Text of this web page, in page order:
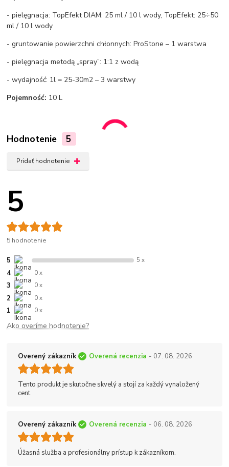
- pielęgnacja: TopEfekt DIAM: 25 ml / 10 l wody, TopEfekt: 25÷50
ml / 10 l wody
- gruntowanie powierzchni chłonnych: ProStone – 1 warstwa
- pielęgnacja metodą „spray”: 1:1 z wodą
- wydajność: 1l = 25-30m2 – 3 warstwy
Pojemność: 10 L
Hodnotenie 5
Pridať hodnotenie
5
5 hodnotenie
5 5 x
4 0 x
3 0 x
2 0 x
1 0 x
Ako overíme hodnotenie?
Overený zákazník Overená recenzia - 07. 08. 2026
Tento produkt je skutočne skvelý a stojí za každý vynaložený
cent.
Overený zákazník Overená recenzia - 06. 08. 2026
Úžasná služba a profesionálny prístup k zákazníkom.